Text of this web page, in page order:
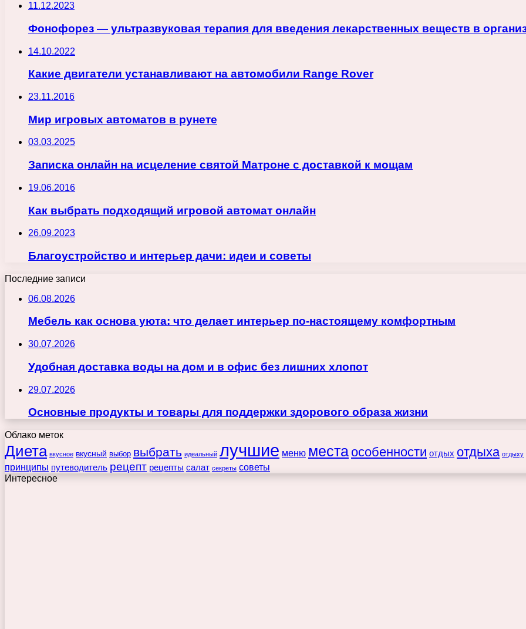
11.12.2023
Фонофорез — ультразвуковая терапия для введения лекарственных веществ в
14.10.2022
Какие двигатели устанавливают на автомобили Range Rover
23.11.2016
Мир игровых автоматов в рунете
03.03.2025
Записка онлайн на исцеление святой Матроне с доставкой к мощам
19.06.2016
Как выбрать подходящий игровой автомат онлайн
26.09.2023
Благоустройство и интерьер дачи: идеи и советы
Последние записи
06.08.2026
Мебель как основа уюта: что делает интерьер по-настоящему комфортным
30.07.2026
Удобная доставка воды на дом и в офис без лишних хлопот
29.07.2026
Основные продукты и товары для поддержки здорового образа жизни
Облако меток
Диета вкусное вкусный выбор выбрать идеальный лучшие меню места особенности отдых отдыха отдыху
принципы путеводитель рецепт рецепты салат секреты советы
Интересное